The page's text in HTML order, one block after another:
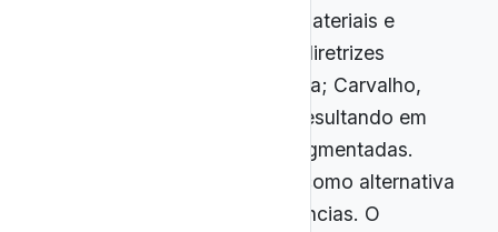
formação docente, falta de materiais e
infraestrutura e ausência de diretrizes
metodológicas claras (Oliveira; Carvalho,
2023; Langhi; Nardi, 2012), resultando em
abordagens superficiais e fragmentadas.
Plataformas digitais surgem como alternativa
para suprir parte dessas carências. O